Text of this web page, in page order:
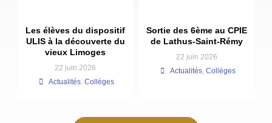
Les élèves du dispositif
ULIS à la découverte du
vieux Limoges
22 juin 2026
Actualités Collèges
Sortie des 6ème au CPIE
de Lathus-Saint-Rémy
22 juin 2026
Actualités Collèges